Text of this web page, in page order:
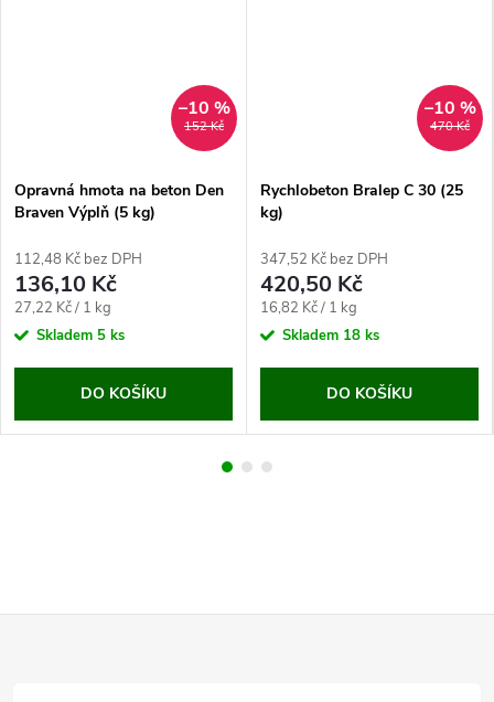
152 Kč
–10 %
Opravná hmota na beton Den
Braven Výplň (5 kg)
112,48 Kč bez DPH
136,10 Kč
Měrná
cena:
27,22 Kč / 1 kg
Skladem 5 ks
DO KOŠÍKU
470 Kč
–10 %
Rychlobeton Bralep C 30 (25
kg)
347,52 Kč bez DPH
420,50 Kč
Měrná
cena:
16,82 Kč / 1 kg
Skladem 18 ks
DO KOŠÍKU